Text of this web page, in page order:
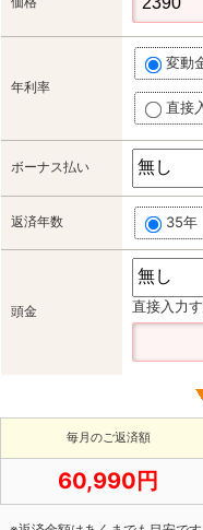
年利率
変動
直接
ボーナス払い
返済年数 35年
頭金 直接入力
毎月のご返済額
60,990円